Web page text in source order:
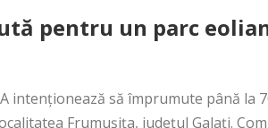
pentru un parc
intenţionează să împrumute până la
Frumuşiţa, judeţul Galaţi.